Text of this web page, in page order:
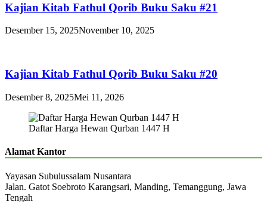
Kajian Kitab Fathul Qorib Buku Saku #21
Desember 15, 2025November 10, 2025
Kajian Kitab Fathul Qorib Buku Saku #20
Desember 8, 2025Mei 11, 2026
Daftar Harga Hewan Qurban 1447 H
Alamat Kantor
Yayasan Subulussalam Nusantara
Jalan. Gatot Soebroto Karangsari, Manding, Temanggung, Jawa
Tengah